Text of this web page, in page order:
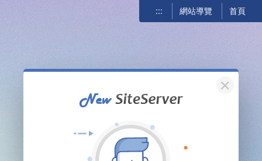
::: 網站導覽 首頁
關閉